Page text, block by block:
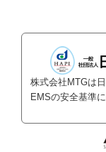
株式会社MTGは
EMSの安全基準